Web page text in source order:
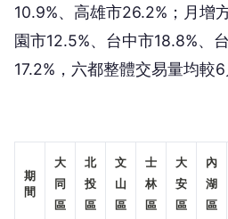
10.9%、高雄市26.2%；月增
園市12.5%、台中市18.8%、
17.2%，六都整體交易量均較6
期
間
大
同
區
北
投
區
文
山
區
士
林
區
大
安
區
內
湖
區